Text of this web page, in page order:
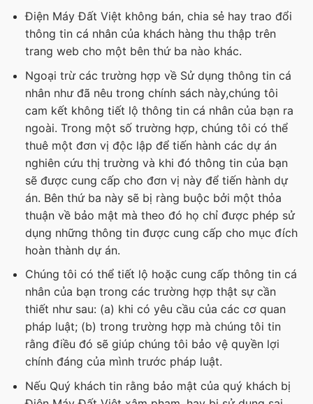
Điện Máy Đất Việt không bán, chia sẻ hay trao đổi
thông tin cá nhân của khách hàng thu thập trên
trang web cho một bên thứ ba nào khác.
Ngoại trừ các trường hợp về Sử dụng thông tin cá
nhân như đã nêu trong chính sách này,chúng tôi
cam kết không tiết lộ thông tin cá nhân của bạn ra
ngoài. Trong một số trường hợp, chúng tôi có thể
thuê một đơn vị độc lập để tiến hành các dự án
nghiên cứu thị trường và khi đó thông tin của bạn
sẽ được cung cấp cho đơn vị này để tiến hành dự
án. Bên thứ ba này sẽ bị ràng buộc bởi một thỏa
thuận về bảo mật mà theo đó họ chỉ được phép sử
dụng những thông tin được cung cấp cho mục đích
hoàn thành dự án.
Chúng tôi có thể tiết lộ hoặc cung cấp thông tin cá
nhân của bạn trong các trường hợp thật sự cần
thiết như sau: (a) khi có yêu cầu của các cơ quan
pháp luật; (b) trong trường hợp mà chúng tôi tin
rằng điều đó sẽ giúp chúng tôi bảo vệ quyền lợi
chính đáng của mình trước pháp luật.
Nếu Quý khách tin rằng bảo mật của quý khách bị